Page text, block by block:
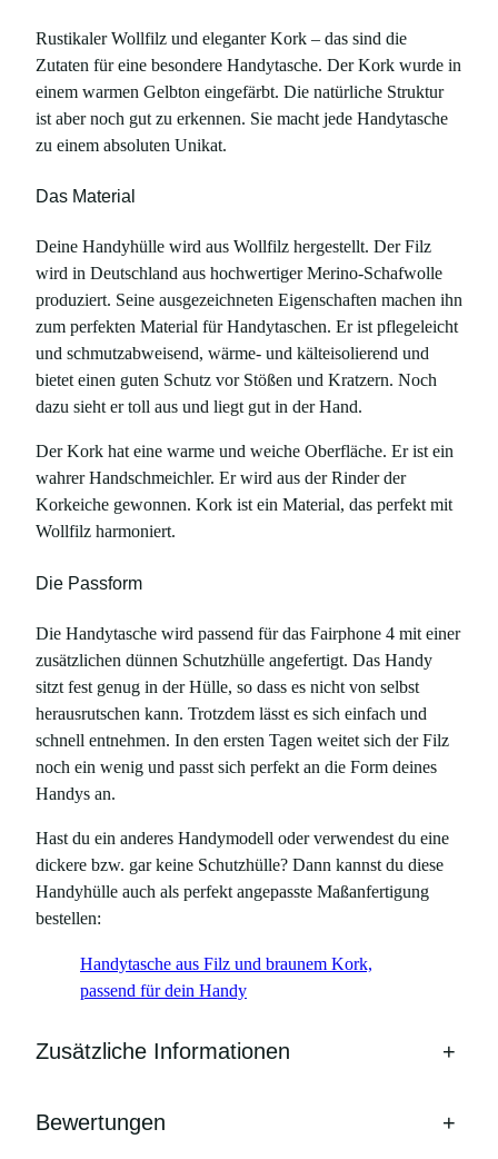
Rustikaler Wollfilz und eleganter Kork – das sind die
Zutaten für eine besondere Handytasche. Der Kork wurde in
einem warmen Gelbton eingefärbt. Die natürliche Struktur
ist aber noch gut zu erkennen. Sie macht jede Handytasche
zu einem absoluten Unikat.
Das Material
Deine Handyhülle wird aus Wollfilz hergestellt. Der Filz
wird in Deutschland aus hochwertiger Merino-Schafwolle
produziert. Seine ausgezeichneten Eigenschaften machen ihn
zum perfekten Material für Handytaschen. Er ist pflegeleicht
und schmutzabweisend, wärme- und kälteisolierend und
bietet einen guten Schutz vor Stößen und Kratzern. Noch
dazu sieht er toll aus und liegt gut in der Hand.
Der Kork hat eine warme und weiche Oberfläche. Er ist ein
wahrer Handschmeichler. Er wird aus der Rinder der
Korkeiche gewonnen. Kork ist ein Material, das perfekt mit
Wollfilz harmoniert.
Die Passform
Die Handytasche wird passend für das Fairphone 4 mit einer
zusätzlichen dünnen Schutzhülle angefertigt. Das Handy
sitzt fest genug in der Hülle, so dass es nicht von selbst
herausrutschen kann. Trotzdem lässt es sich einfach und
schnell entnehmen. In den ersten Tagen weitet sich der Filz
noch ein wenig und passt sich perfekt an die Form deines
Handys an.
Hast du ein anderes Handymodell oder verwendest du eine
dickere bzw. gar keine Schutzhülle? Dann kannst du diese
Handyhülle auch als perfekt angepasste Maßanfertigung
bestellen:
Handytasche aus Filz und braunem Kork,
passend für dein Handy
Zusätzliche Informationen +
Bewertungen +